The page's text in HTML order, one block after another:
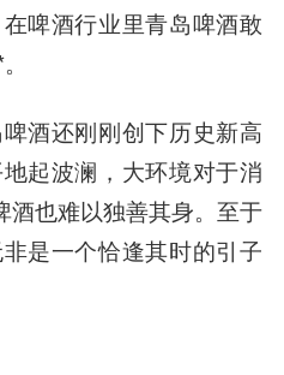
啤酒行业里青岛啤酒敢
酒还刚刚创下历史新高
起波澜，大环境对于消
酒也难以独善其身。至于
是一个恰逢其时的引子